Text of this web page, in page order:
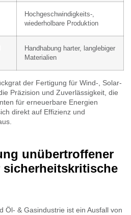
Hochgeschwindigkeits-,
wiederholbare Produktion
Handhabung harter, langlebiger
Materialien
der Fertigung für Wind-, Solar-
Präzision und Zuverlässigkeit, die
für erneuerbare Energien
direkt auf Effizienz und
unübertroffener
sicherheitskritische
Öl- & Gasindustrie ist ein Ausfall von